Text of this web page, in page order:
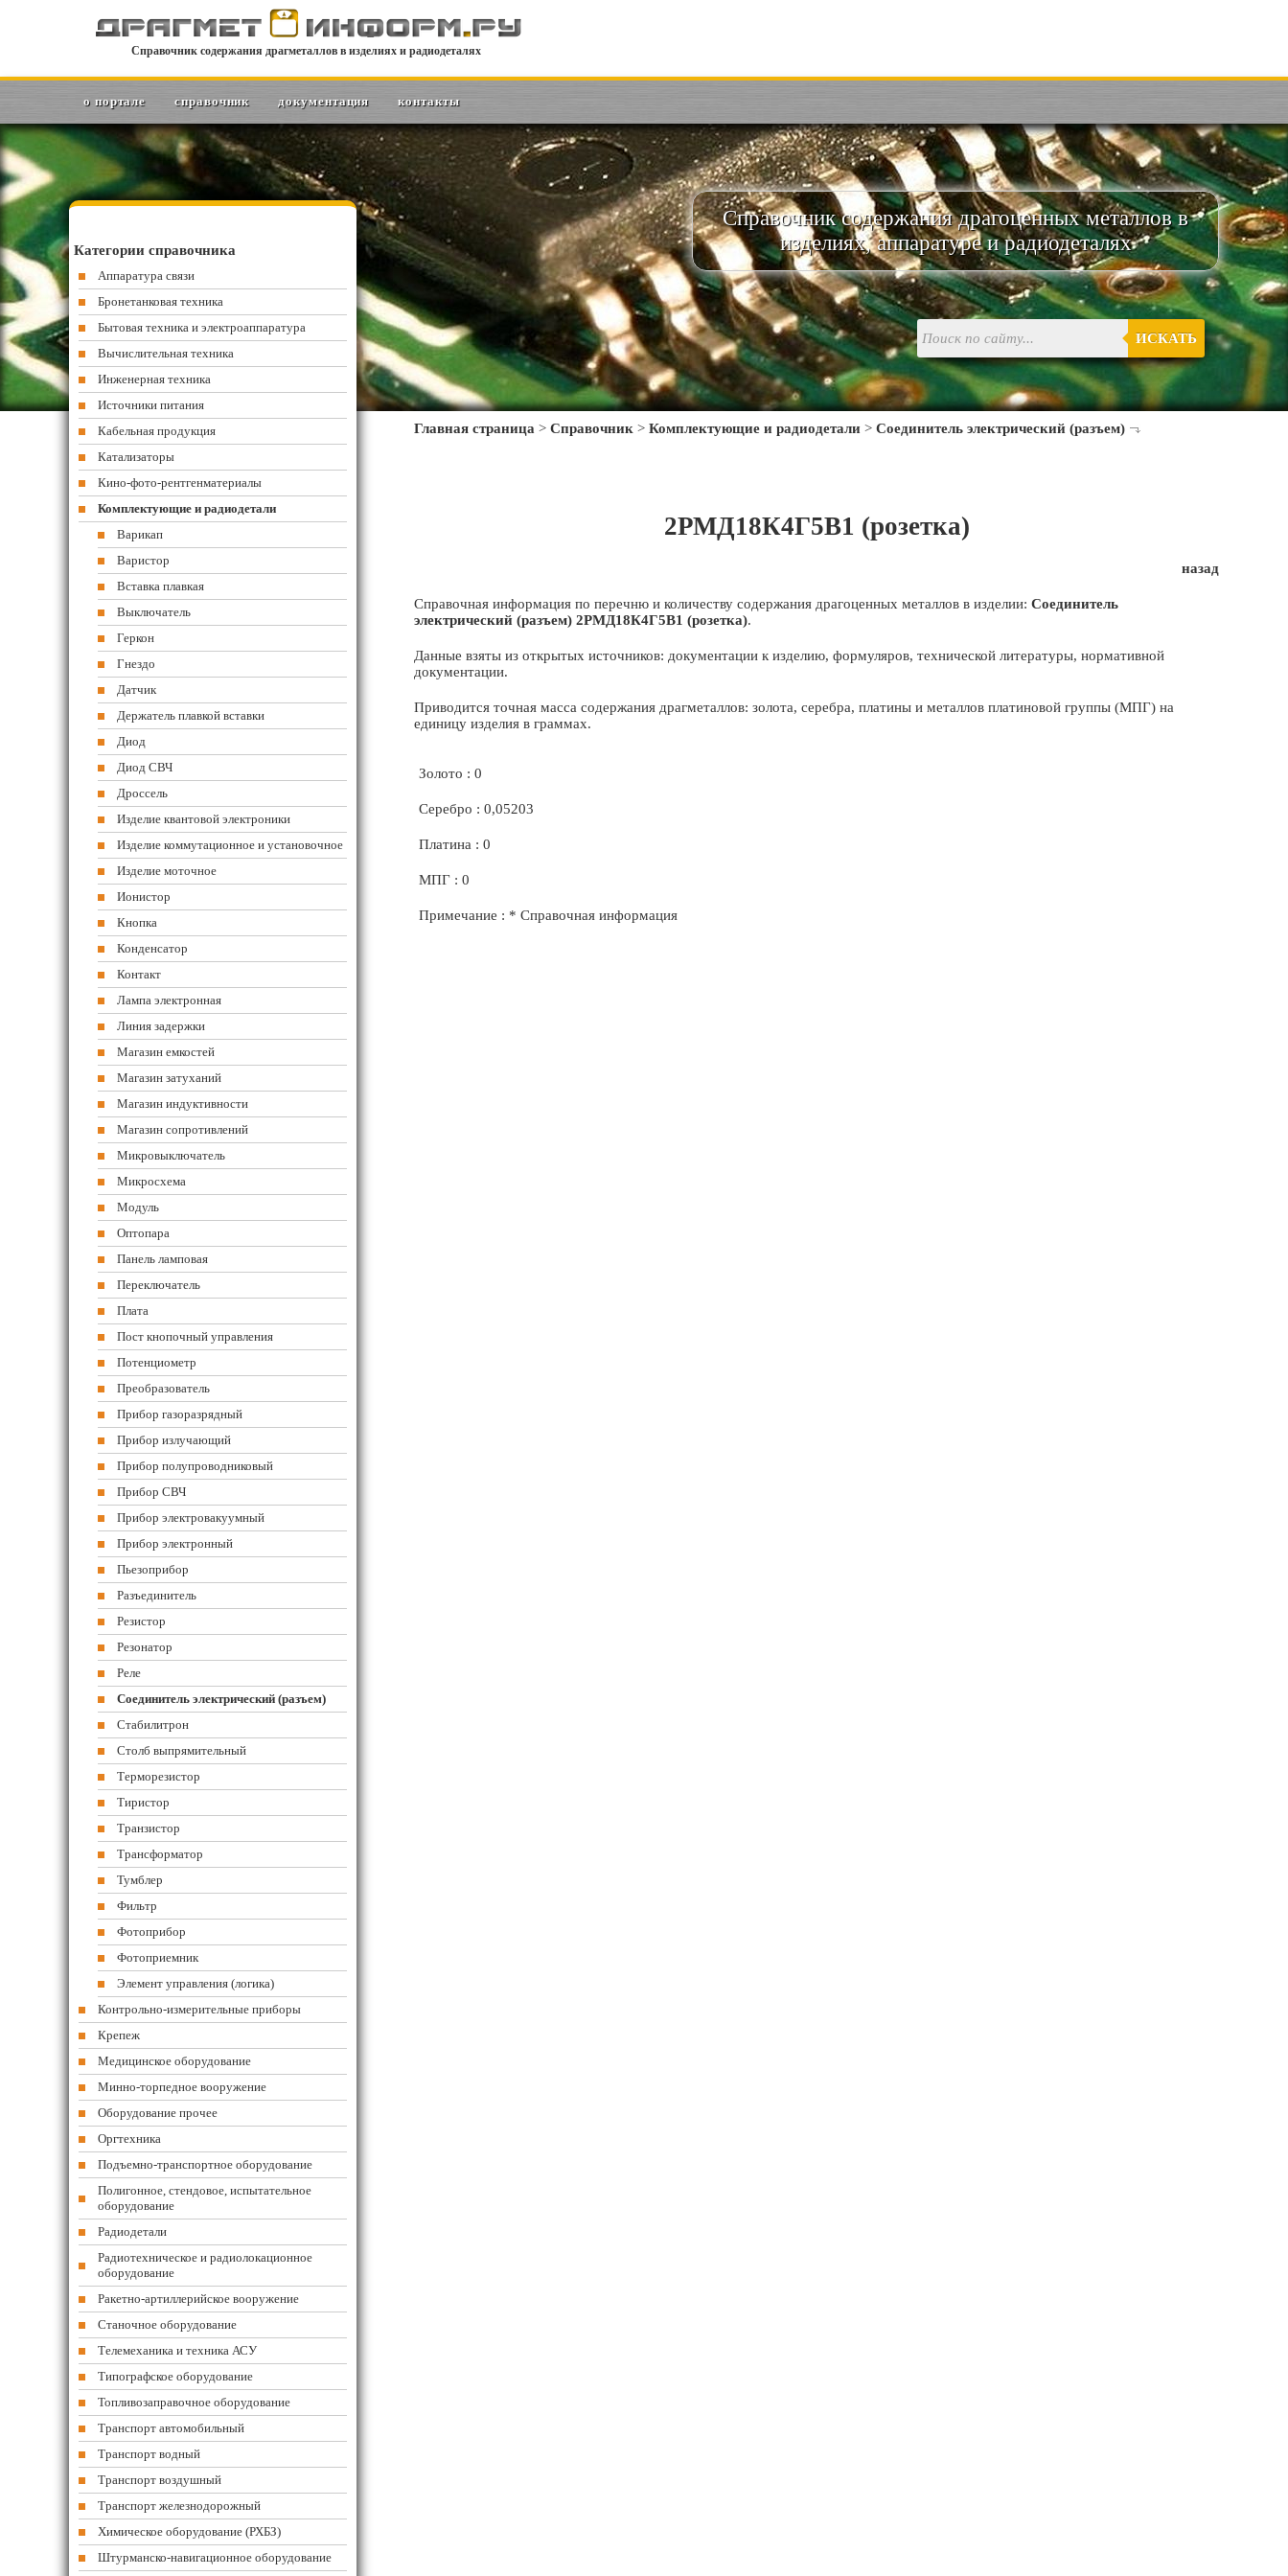
Справочник содержания драгметаллов в изделиях и радиодеталях
о портале справочник документация контакты
Справочник содержания драгоценных металлов в
изделиях, аппаратуре и радиодеталях
ИСКАТЬ
Главная страница > Справочник > Комплектующие и радиодетали > Соединитель электрический (разъем)
2РМД18К4Г5В1 (розетка)
назад
Справочная информация по перечню и количеству содержания драгоценных металлов в изделии: Соединитель
электрический (разъем) 2РМД18К4Г5В1 (розетка).
Данные взяты из открытых источников: документации к изделию, формуляров, технической литературы, нормативной
документации.
Приводится точная масса содержания драгметаллов: золота, серебра, платины и металлов платиновой группы (МПГ) на
единицу изделия в граммах.
Золото : 0
Серебро : 0,05203
Платина : 0
МПГ : 0
Примечание : * Справочная информация
Категории справочника
Аппаратура связи
Бронетанковая техника
Бытовая техника и электроаппаратура
Вычислительная техника
Инженерная техника
Источники питания
Кабельная продукция
Катализаторы
Кино-фото-рентгенматериалы
Комплектующие и радиодетали
Варикап
Варистор
Вставка плавкая
Выключатель
Геркон
Гнездо
Датчик
Держатель плавкой вставки
Диод
Диод СВЧ
Дроссель
Изделие квантовой электроники
Изделие коммутационное и установочное
Изделие моточное
Ионистор
Кнопка
Конденсатор
Контакт
Лампа электронная
Линия задержки
Магазин емкостей
Магазин затуханий
Магазин индуктивности
Магазин сопротивлений
Микровыключатель
Микросхема
Модуль
Оптопара
Панель ламповая
Переключатель
Плата
Пост кнопочный управления
Потенциометр
Преобразователь
Прибор газоразрядный
Прибор излучающий
Прибор полупроводниковый
Прибор СВЧ
Прибор электровакуумный
Прибор электронный
Пьезоприбор
Разъединитель
Резистор
Резонатор
Реле
Соединитель электрический (разъем)
Стабилитрон
Столб выпрямительный
Терморезистор
Тиристор
Транзистор
Трансформатор
Тумблер
Фильтр
Фотоприбор
Фотоприемник
Элемент управления (логика)
Контрольно-измерительные приборы
Крепеж
Медицинское оборудование
Минно-торпедное вооружение
Оборудование прочее
Оргтехника
Подъемно-транспортное оборудование
Полигонное, стендовое, испытательное
оборудование
Радиодетали
Радиотехническое и радиолокационное
оборудование
Ракетно-артиллерийское вооружение
Станочное оборудование
Телемеханика и техника АСУ
Типографское оборудование
Топливозаправочное оборудование
Транспорт автомобильный
Транспорт водный
Транспорт воздушный
Транспорт железнодорожный
Химическое оборудование (РХБЗ)
Штурманско-навигационное оборудование